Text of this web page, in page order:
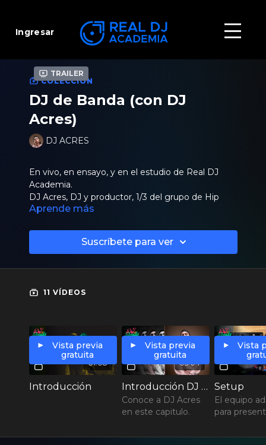
Ingresar
Trailer
COLECCIÓN
DJ de Banda (con DJ
Acres)
DJ ACRES
En vivo, en ensayo, y en el estudio de Real DJ
Academia.
DJ Acres, DJ y productor, 1/3 del grupo de Hip
Hop Movimiento Original y junto a DJ Byte nos
técnicas, gestiones, tips y secretos de la función
del DJ en una banda.
Descubre desde el setup en vivo y en el ensayo
hasta todo lo que hay que tener en cuenta junto a
Ademas, descarga las herramientas para ejecutar
Aprende más
Suscríbete para ver
11 VÍDEOS
01:08
Vista previa
gratuita
Introducción
05:04
Vista previa
gratuita
Introducción DJ Acres
Conoce a DJ Acres
en este capitulo.
Vista
Setup
El equipo
para